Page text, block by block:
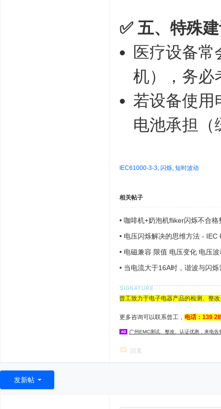
✅ 五、特殊
医疗设备
机），务必
若设备使用
电池承担（
IEC61000-3-3, 闪烁, 短时波动
相关帖子
• 咖啡机+奶泡机fliker闪烁不合格
• 电压闪烁解决的思维方法 -
• 电磁兼容 限值 电压变化 电压
• 当电流大于16A时，谐波与闪
曾工致力于电子电器产品的检测、整
更多咨询可以联系曾工， 电话：139
广州EMC测试、整改、认证优惠，来电
回复
发新帖